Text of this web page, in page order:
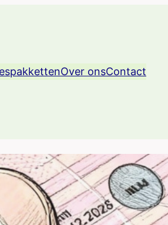
Over onsContact